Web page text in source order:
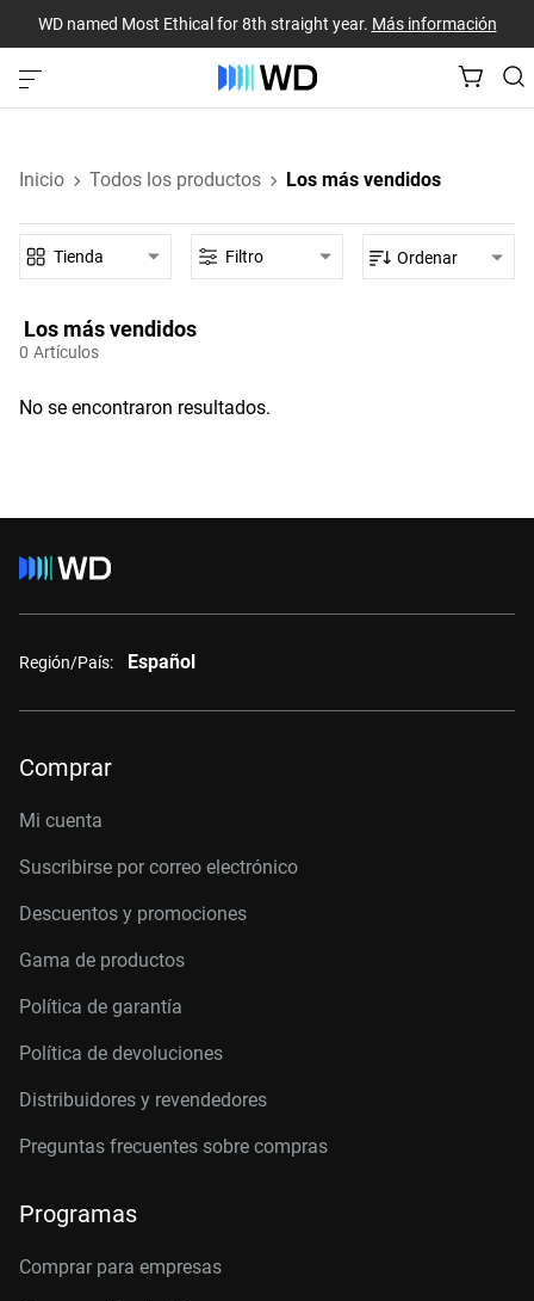
WD named Most Ethical for 8th straight year. Más información
Inicio Todos los productos Los más vendidos
Los más vendidos‎
0 Artículos
Tienda Filtro Ordenar
No se encontraron resultados.
Región/País: Español
Comprar
Mi cuenta
Suscribirse por correo electrónico
Descuentos y promociones
Gama de productos
Política de garantía
Política de devoluciones
Distribuidores y revendedores
Preguntas frecuentes sobre compras
Programas
Comprar para empresas